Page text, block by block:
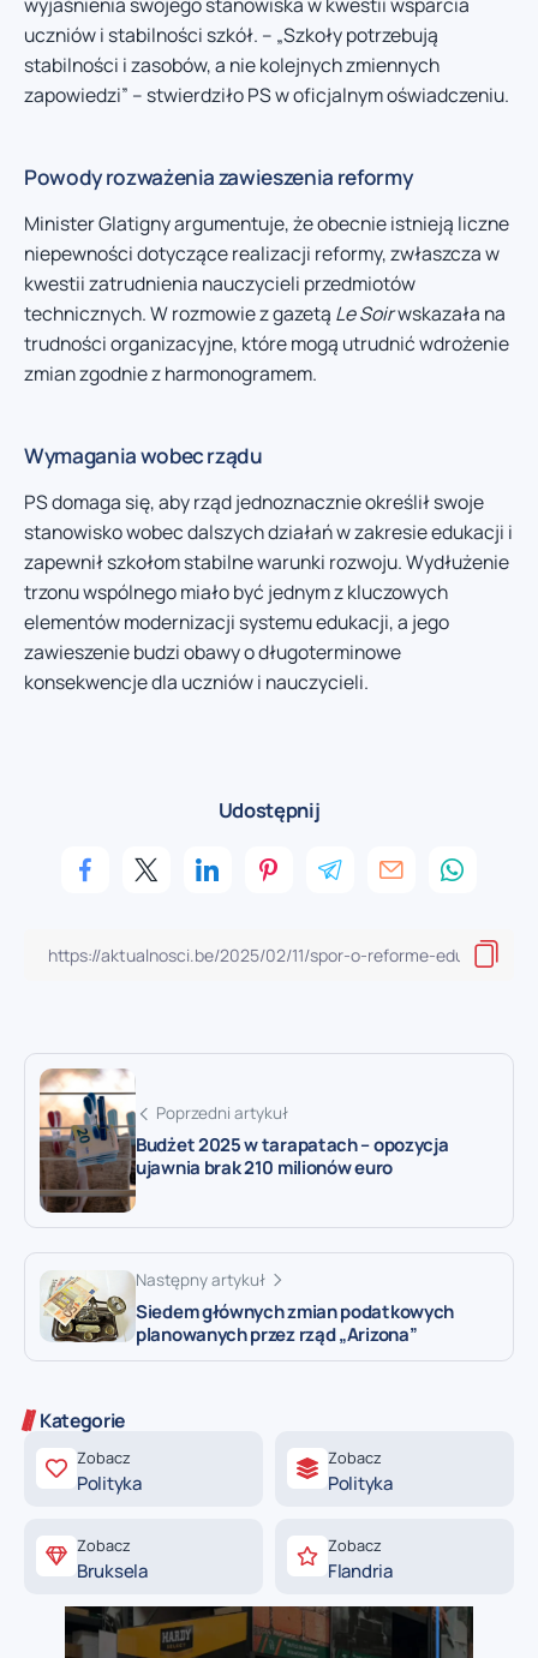
wyjaśnienia swojego stanowiska w kwestii wsparcia
uczniów i stabilności szkół. – „Szkoły potrzebują
stabilności i zasobów, a nie kolejnych zmiennych
zapowiedzi” – stwierdziło PS w oficjalnym oświadczeniu.
Powody rozważenia zawieszenia reformy
Minister Glatigny argumentuje, że obecnie istnieją liczne
niepewności dotyczące realizacji reformy, zwłaszcza w
kwestii zatrudnienia nauczycieli przedmiotów
technicznych. W rozmowie z gazetą Le Soirwskazała na
trudności organizacyjne, które mogą utrudnić wdrożenie
zmian zgodnie z harmonogramem.
Wymagania wobec rządu
PS domaga się, aby rząd jednoznacznie określił swoje
stanowisko wobec dalszych działań w zakresie edukacji i
zapewnił szkołom stabilne warunki rozwoju. Wydłużenie
trzonu wspólnego miało być jednym z kluczowych
elementów modernizacji systemu edukacji, a jego
zawieszenie budzi obawy o długoterminowe
konsekwencje dla uczniów i nauczycieli.
Udostępnij
Poprzedni artykuł
Budżet 2025 w tarapatach – opozycja
ujawnia brak 210 milionów euro
Następny artykuł
Siedem głównych zmian podatkowych
planowanych przez rząd „Arizona”
Kategorie
Zobacz
Polityka
Zobacz
Polityka
Zobacz
Bruksela
Zobacz
Flandria